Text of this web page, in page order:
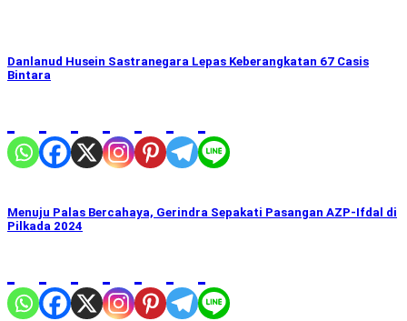
Danlanud Husein Sastranegara Lepas Keberangkatan 67 Casis
Bintara
Menuju Palas Bercahaya, Gerindra Sepakati Pasangan AZP-Ifdal di
Pilkada 2024